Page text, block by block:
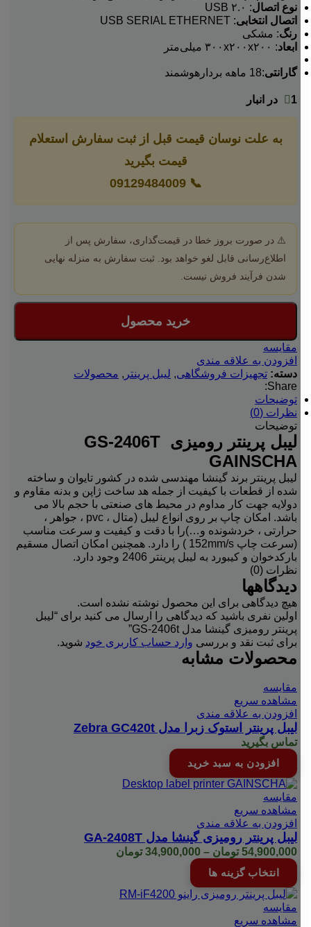
نوع اتصال: USB ۲.۰
اتصال انتخابی: USB SERIAL ETHERNET
رنگ: مشکی
ابعاد: ۳۰۰x۲۰۰x۲۰۰ میلی‌متر
گارانتی:18 ماهه بردارهوشمند
1 در انبار
به علت نوسان قیمت قبل از ثبت سفارش استعلام
قیمت بگیرید
📞
09129484009
⚠️ در صورت بروز خطا در قیمت‌گذاری، سفارش پس از
اطلاع‌رسانی قابل لغو خواهد بود. ثبت سفارش به منزله نهایی
شدن فرآیند فروش نیست.
خرید محصول
مقایسه
افزودن به علاقه مندی
دسته: تجهیزات فروشگاهی, لیبل پرینتر , محصولات
Share:
توضیحات
نظرات (0)
توضیحات
لیبل پرینتر رومیزی GS-2406T
GAINSCHA
لیبل پرینتر برند گینشا مهندسی شده در کشور تایوان و ساخته
شده از قطعات با کیفیت از جمله هد ساخت ژاپن و بدنه مقاوم و
دولایه جهت کار مداوم در محیط های صنعتی با حجم بالا می
باشد. امکان چاپ بر روی انواع لیبل (متال ، pvc ، جواهر ،
حرارتی ، خردشونده و…)را با دقت و کیفیت و سرعت مناسب
(سرعت چاپ 152mm/s ) را دارد. همچنین امکان اتصال مسقیم
بارکدخوان و کیبورد به لیبل پرینتر 2406 وجود دارد.
نظرات (0)
دیدگاهها
هیچ دیدگاهی برای این محصول نوشته نشده است.
اولین نفری باشید که دیدگاهی را ارسال می کنید برای “لیبل
پرینتر رومیزی گینشا مدل GS-2406t”
برای ثبت نقد و بررسی وارد حساب کاربری خود شوید.
محصولات مشابه
مقایسه
مشاهده سریع
افزودن به علاقه مندی
لیبل پرینتر استوک زبرا مدل Zebra GC420t
تماس بگیرید
افزودن به سبد خرید
مقایسه
مشاهده سریع
افزودن به علاقه مندی
لیبل پرینتر رومیزی گینشا مدل GA-2408T
54,900,000 تومان –
34,900,000 تومان
انتخاب گزینه ها
این
دارای
انواع
مقایسه
مشاهده سریع